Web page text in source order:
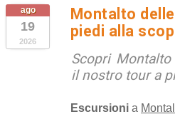
ago
19
2026
Montalto
piedi alla
Scopri
il nostro tour a
Escursioni a